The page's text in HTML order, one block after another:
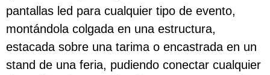
pantallas led para cualquier tipo de evento,
montándola colgada en una estructura,
estacada sobre una tarima o encastrada en un
stand de una feria, pudiendo conectar cualquier